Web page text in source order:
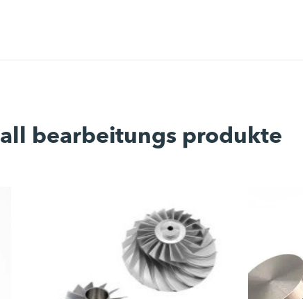
bearbeitungs produkte